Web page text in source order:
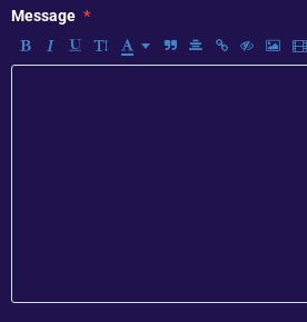
Message